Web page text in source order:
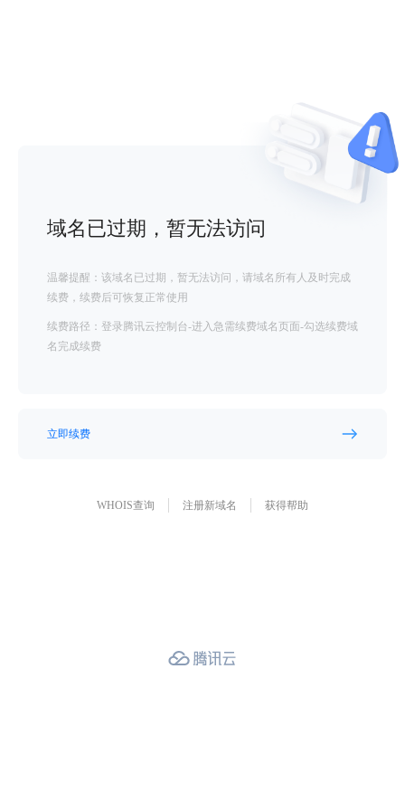
域名已过期，暂无法访问
温馨提醒：该域名已过期，暂无法访问，请域名所有人及时完成
续费，续费后可恢复正常使用
续费路径：登录腾讯云控制台-进入急需续费域名页面-勾选续费域
名完成续费
立即续费
WHOIS查询 注册新域名 获得帮助